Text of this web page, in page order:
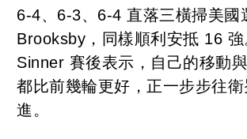
6-4、6-3、6-4 直落三橫掃美國
Brooksby，同樣順利安抵 16
Sinner 賽後表示，自己的移動
都比前幾輪更好，正一步步往衛
進。